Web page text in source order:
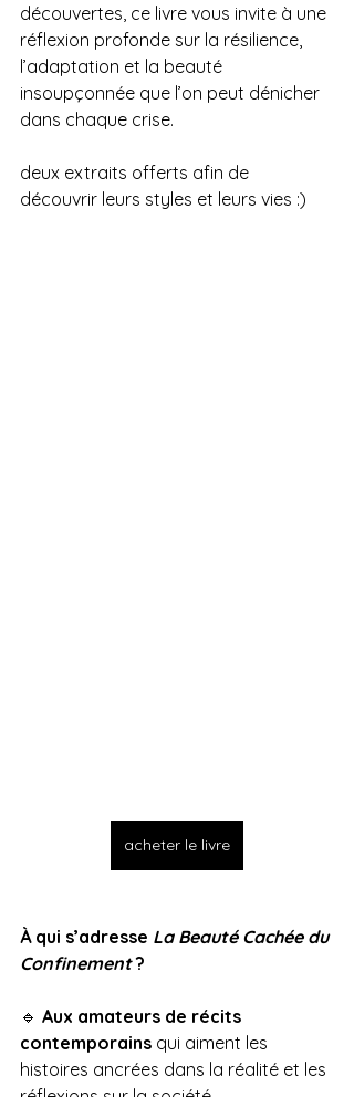
découvertes, ce livre vous invite à une
réflexion profonde sur la résilience,
l’adaptation et la beauté
insoupçonnée que l’on peut dénicher
dans chaque crise.
deux extraits offerts afin de
découvrir leurs styles et leurs vies :)
acheter le livre
À qui s’adresse La Beauté Cachée du
Confinement ?
🔹 Aux amateurs de récits
contemporains qui aiment les
histoires ancrées dans la réalité et les